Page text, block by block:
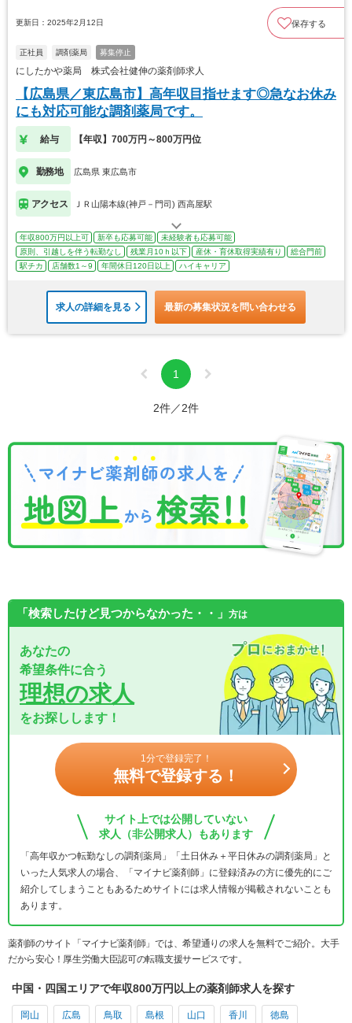
更新日：2025年2月12日 保存する
正社員 調剤薬局 募集停止
にしたかや薬局 株式会社健伸の薬剤師求人
【広島県／東広島市】高年収目指せます◎急なお休み
にも対応可能な調剤薬局です。
給与 【年収】700万円～800万円位
勤務地 広島県 東広島市
アクセス ＪＲ山陽本線(神戸－門司) 西高屋駅
年収800万円以上可 新卒も応募可能
未経験者も応募可能
原則、引越しを伴う転勤なし
残業月10ｈ以下 産休・育休取得実績有り
総合門前
駅チカ
店舗数1～9 年間休日120日以上 ハイキャリア
求人の詳細を見る 最新の募集状況を問い合わせる
1
2件／2件
「検索したけど見つからなかった・・」 方は
あなたの
希望条件に合う
理想の求人
をお探しします！
1分で登録完了！
無料で登録する！
サイト上では公開していない
求人（非公開求人）もあります
「高年収かつ転勤なしの調剤薬局」「土日休み＋平日休みの調剤薬局」と
いった人気求人の場合、「マイナビ薬剤師」に登録済みの方に優先的にご
紹介してしまうこともあるためサイトには求人情報が掲載されないことも
あります。
薬剤師のサイト「マイナビ薬剤師」では、希望通りの求人を無料でご紹介。大手
だから安心！厚生労働大臣認可の転職支援サービスです。
中国・四国エリアで年収800万円以上の薬剤師求人を探す
岡山 広島 鳥取 島根 山口 香川 徳島